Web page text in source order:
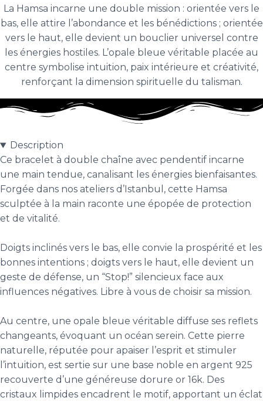
La Hamsa incarne une double mission : orientée vers le
bas, elle attire l’abondance et les bénédictions ; orientée
vers le haut, elle devient un bouclier universel contre
les énergies hostiles. L’opale bleue véritable placée au
centre symbolise intuition, paix intérieure et créativité,
renforçant la dimension spirituelle du talisman.
Description
Ce bracelet à double chaîne avec pendentif incarne
une main tendue, canalisant les énergies bienfaisantes.
Forgée dans nos ateliers d’Istanbul, cette Hamsa
sculptée à la main raconte une épopée de protection
et de vitalité.
Doigts inclinés vers le bas, elle convie la prospérité et les
bonnes intentions ; doigts vers le haut, elle devient un
geste de défense, un “Stop!” silencieux face aux
influences négatives. Libre à vous de choisir sa mission.
Au centre, une opale bleue véritable diffuse ses reflets
changeants, évoquant un océan serein. Cette pierre
naturelle, réputée pour apaiser l’esprit et stimuler
l’intuition, est sertie sur une base noble en argent 925
recouverte d’une généreuse dorure or 16k. Des
cristaux limpides encadrent le motif, apportant un éclat